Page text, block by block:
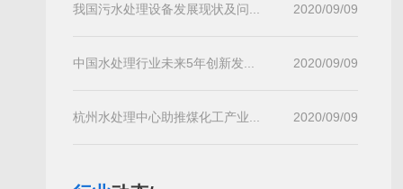
我国污水处理设备发展现状及问... 2020/09/09
中国水处理行业未来5年创新发... 2020/09/09
杭州水处理中心助推煤化工产业... 2020/09/09